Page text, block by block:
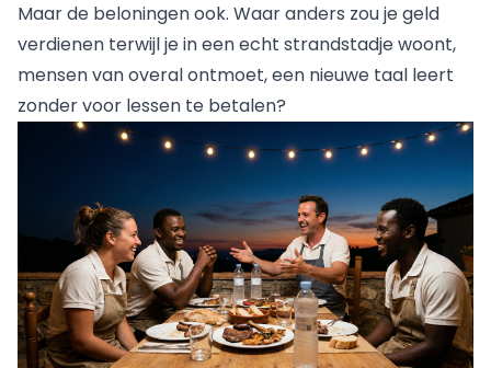
Maar de beloningen ook. Waar anders zou je geld
verdienen terwijl je in een echt strandstadje woont,
mensen van overal ontmoet, een nieuwe taal leert
zonder voor lessen te betalen?